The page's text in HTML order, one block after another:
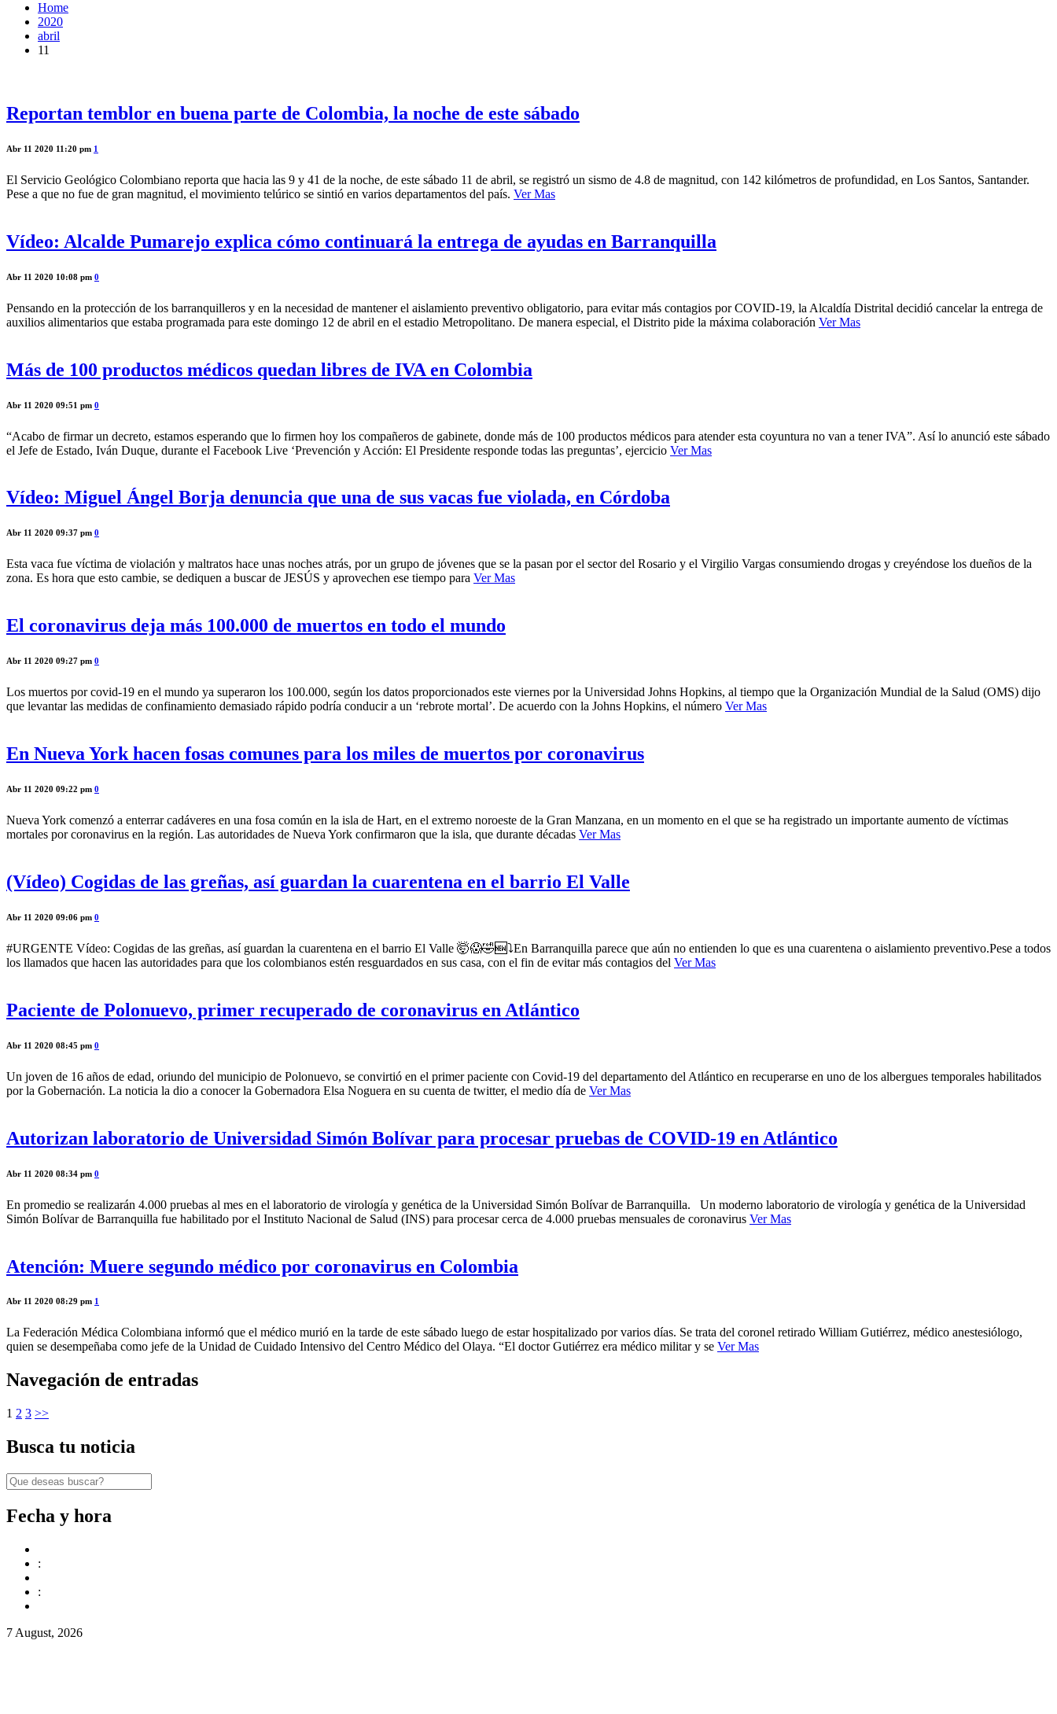
Home
2020
abril
11
Reportan temblor en buena parte de Colombia, la noche de este sábado
Abr 11 2020 11:20 pm 1
El Servicio Geológico Colombiano reporta que hacia las 9 y 41 de la noche, de este sábado 11 de abril, se registró un sismo de 4.8 de magnitud, con 142 kilómetros de profundidad, en Los Santos, Santander.
Pese a que no fue de gran magnitud, el movimiento telúrico se sintió en varios departamentos del país. Ver Mas
Vídeo: Alcalde Pumarejo explica cómo continuará la entrega de ayudas en Barranquilla
Abr 11 2020 10:08 pm 0
Pensando en la protección de los barranquilleros y en la necesidad de mantener el aislamiento preventivo obligatorio, para evitar más contagios por COVID-19, la Alcaldía Distrital decidió cancelar la entrega de
auxilios alimentarios que estaba programada para este domingo 12 de abril en el estadio Metropolitano. De manera especial, el Distrito pide la máxima colaboración Ver Mas
Más de 100 productos médicos quedan libres de IVA en Colombia
Abr 11 2020 09:51 pm 0
“Acabo de firmar un decreto, estamos esperando que lo firmen hoy los compañeros de gabinete, donde más de 100 productos médicos para atender esta coyuntura no van a tener IVA”. Así lo anunció este sábado
el Jefe de Estado, Iván Duque, durante el Facebook Live ‘Prevención y Acción: El Presidente responde todas las preguntas’, ejercicio Ver Mas
Vídeo: Miguel Ángel Borja denuncia que una de sus vacas fue violada, en Córdoba
Abr 11 2020 09:37 pm 0
Esta vaca fue víctima de violación y maltratos hace unas noches atrás, por un grupo de jóvenes que se la pasan por el sector del Rosario y el Virgilio Vargas consumiendo drogas y creyéndose los dueños de la
zona. Es hora que esto cambie, se dediquen a buscar de JESÚS y aprovechen ese tiempo para Ver Mas
El coronavirus deja más 100.000 de muertos en todo el mundo
Abr 11 2020 09:27 pm 0
Los muertos por covid-19 en el mundo ya superaron los 100.000, según los datos proporcionados este viernes por la Universidad Johns Hopkins, al tiempo que la Organización Mundial de la Salud (OMS) dijo
que levantar las medidas de confinamiento demasiado rápido podría conducir a un ‘rebrote mortal’. De acuerdo con la Johns Hopkins, el número Ver Mas
En Nueva York hacen fosas comunes para los miles de muertos por coronavirus
Abr 11 2020 09:22 pm 0
Nueva York comenzó a enterrar cadáveres en una fosa común en la isla de Hart, en el extremo noroeste de la Gran Manzana, en un momento en el que se ha registrado un importante aumento de víctimas
mortales por coronavirus en la región. Las autoridades de Nueva York confirmaron que la isla, que durante décadas Ver Mas
(Vídeo) Cogidas de las greñas, así guardan la cuarentena en el barrio El Valle
Abr 11 2020 09:06 pm 0
#URGENTE Vídeo: Cogidas de las greñas, así guardan la cuarentena en el barrio El Valle 🤯😱🤣🆕️⤵️En Barranquilla parece que aún no entienden lo que es una cuarentena o aislamiento preventivo.Pese a todos
los llamados que hacen las autoridades para que los colombianos estén resguardados en sus casa, con el fin de evitar más contagios del Ver Mas
Paciente de Polonuevo, primer recuperado de coronavirus en Atlántico
Abr 11 2020 08:45 pm 0
Un joven de 16 años de edad, oriundo del municipio de Polonuevo, se convirtió en el primer paciente con Covid-19 del departamento del Atlántico en recuperarse en uno de los albergues temporales habilitados
por la Gobernación. La noticia la dio a conocer la Gobernadora Elsa Noguera en su cuenta de twitter, el medio día de Ver Mas
Autorizan laboratorio de Universidad Simón Bolívar para procesar pruebas de COVID-19 en Atlántico
Abr 11 2020 08:34 pm 0
En promedio se realizarán 4.000 pruebas al mes en el laboratorio de virología y genética de la Universidad Simón Bolívar de Barranquilla. Un moderno laboratorio de virología y genética de la Universidad
Simón Bolívar de Barranquilla fue habilitado por el Instituto Nacional de Salud (INS) para procesar cerca de 4.000 pruebas mensuales de coronavirus Ver Mas
Atención: Muere segundo médico por coronavirus en Colombia
Abr 11 2020 08:29 pm 1
La Federación Médica Colombiana informó que el médico murió en la tarde de este sábado luego de estar hospitalizado por varios días. Se trata del coronel retirado William Gutiérrez, médico anestesiólogo,
quien se desempeñaba como jefe de la Unidad de Cuidado Intensivo del Centro Médico del Olaya. “El doctor Gutiérrez era médico militar y se Ver Mas
Navegación de entradas
1 2 3 >>
Busca tu noticia
Fecha y hora
:
:
7 August, 2026